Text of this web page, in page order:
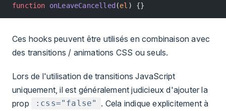
function onLeaveCancelled (el ) {}
Ces hooks peuvent être utilisés en combinaison avec
des transitions / animations CSS ou seuls.
Lors de l'utilisation de transitions JavaScript
uniquement, il est généralement judicieux d'ajouter la
prop
:css="false"
. Cela indique explicitement à